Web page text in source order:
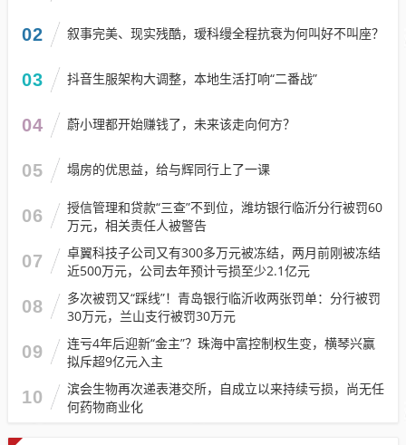
02 叙事完美、现实残酷，瑷科缦全程抗衰为何叫好不叫座？
03 抖音生服架构大调整，本地生活打响“二番战”
04 蔚小理都开始赚钱了，未来该走向何方？
05 塌房的优思益，给与辉同行上了一课
06
授信管理和贷款“三查”不到位，潍坊银行临沂分行被罚60
万元，相关责任人被警告
07
卓翼科技子公司又有300多万元被冻结，两月前刚被冻结
近500万元，公司去年预计亏损至少2.1亿元
08
多次被罚又“踩线”！青岛银行临沂收两张罚单：分行被罚
30万元，兰山支行被罚30万元
09
连亏4年后迎新“金主”？珠海中富控制权生变，横琴兴赢
拟斥超9亿元入主
10
滨会生物再次递表港交所，自成立以来持续亏损，尚无任
何药物商业化